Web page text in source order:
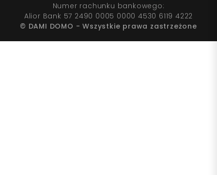
Numer rachunku bankowego:
Alior Bank 57 2490 0005 0000 4530 6119 4222
© DAMI DOMO - Wszystkie prawa zastrzeżone